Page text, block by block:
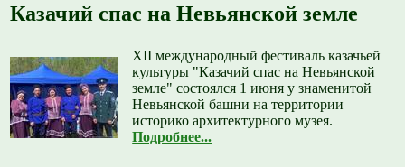
Казачий спас на Невьянской земле
XII международный фестиваль казачьей
культуры "Казачий спас на Невьянской
земле" состоялся 1 июня у знаменитой
Невьянской башни на территории
историко архитектурного музея.
Подробнее...